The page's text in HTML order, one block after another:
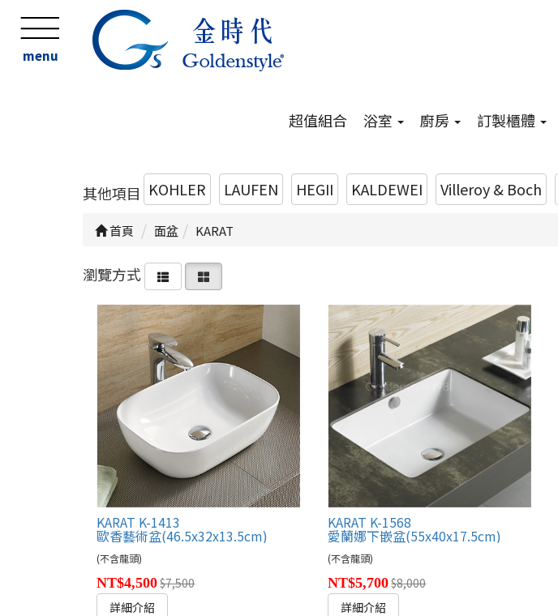
超值組合 浴室 廚房 訂製櫃體
menu
其他項目 KOHLER LAUFEN HEGII KALDEWEI Villeroy & Boch
首頁 面盆 KARAT
瀏覽方式
KARAT K-1413
歐香藝術盆(46.5x32x13.5cm)
(不含龍頭)
NT$4,500$7,500
詳細介紹
KARAT K-1568
愛蘭娜下嵌盆(55x40x17.5cm)
(不含龍頭)
NT$5,700$8,000
詳細介紹